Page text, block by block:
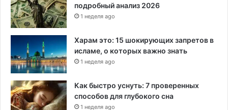
подробный анализ 2026
1 неделя ago
Харам это: 15 шокирующих запретов в
исламе, о которых важно знать
1 неделя ago
Как быстро уснуть: 7 проверенных
способов для глубокого сна
1 неделя ago